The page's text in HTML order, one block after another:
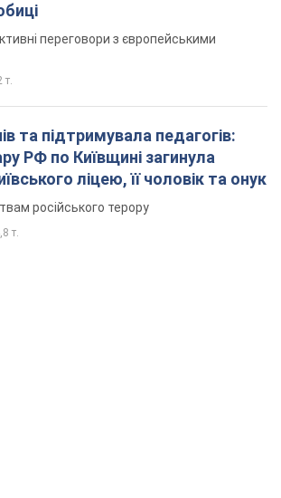
переговори з європейськими
т.
та підтримувала педагогів:
РФ по Київщині загинула
ліцею, її чоловік та онук
російського терору
т.